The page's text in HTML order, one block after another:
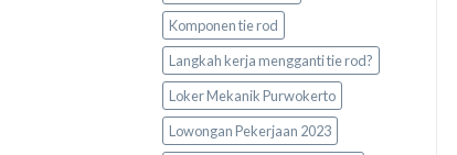
Komponen tie rod
Langkah kerja mengganti tie rod?
Loker Mekanik Purwokerto
Lowongan Pekerjaan 2023